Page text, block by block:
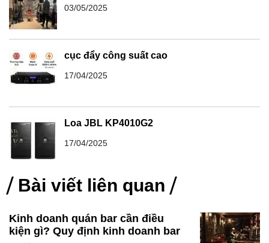
03/05/2025
cục đẩy công suất cao
17/04/2025
Loa JBL KP4010G2
17/04/2025
Bài viết liên quan
Kinh doanh quán bar cần điều
kiện gì? Quy định kinh doanh bar